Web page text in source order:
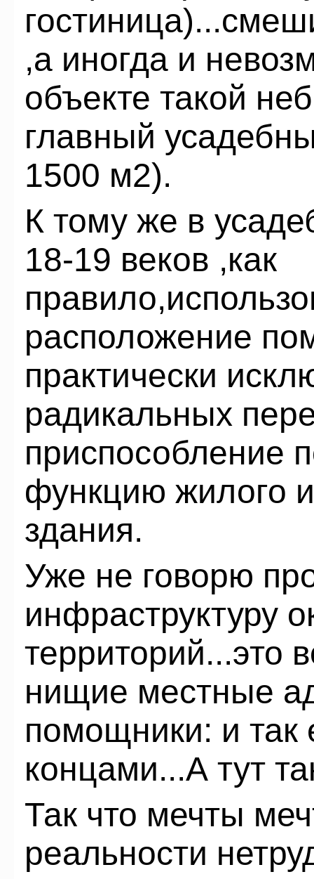
,а иногда и
объекте такой
главный
1500 м2).
К тому же в
18-19 веков ,как
расположение
практически
радикальных
приспособление
функцию жилого
здания.
Уже не говорю
инфраструктуру
территорий...это
нищие местные
помощники: и так
концами...А тут
Так что мечты
реальности